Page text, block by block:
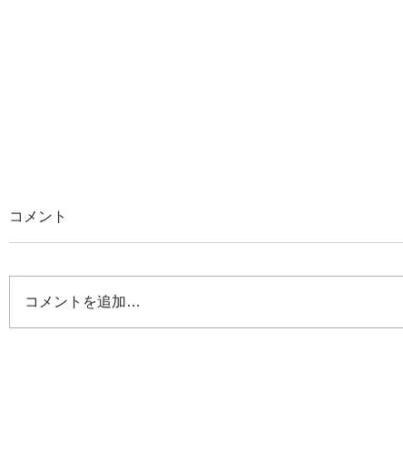
コメント
コメントを追加…